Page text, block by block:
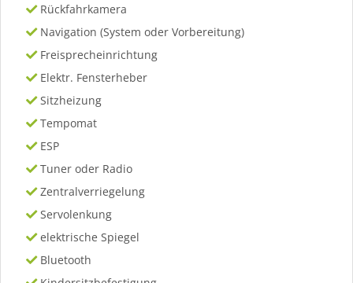
Rückfahrkamera
Navigation (System oder Vorbereitung)
Freisprecheinrichtung
Elektr. Fensterheber
Sitzheizung
Tempomat
ESP
Tuner oder Radio
Zentralverriegelung
Servolenkung
elektrische Spiegel
Bluetooth